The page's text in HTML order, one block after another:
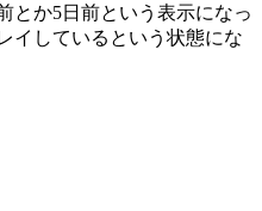
とか5日前という表示になっ
イしているという状態にな